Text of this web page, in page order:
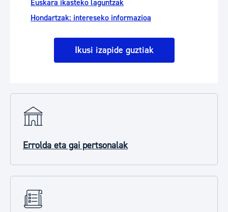
Euskara ikasteko laguntzak
Hondartzak: intereseko informazioa
Ikusi izapide guztiak
Errolda eta gai pertsonalak